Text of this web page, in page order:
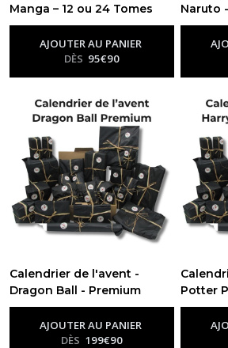
Manga – 12 ou 24 Tomes
uniques à découvrir
Calendriers De L’avent
Personnalisés Par Otakuland
AJOUTER AU PANIER
DÈS 95€90
Naruto
De
Otakuland
Calendrier de l'avent -
Dragon Ball - Premium
-Calendriers De L’avent
Personnalisés Par Otakuland
AJOUTER AU PANIER
DÈS 199€90
Potter
De
Otakuland